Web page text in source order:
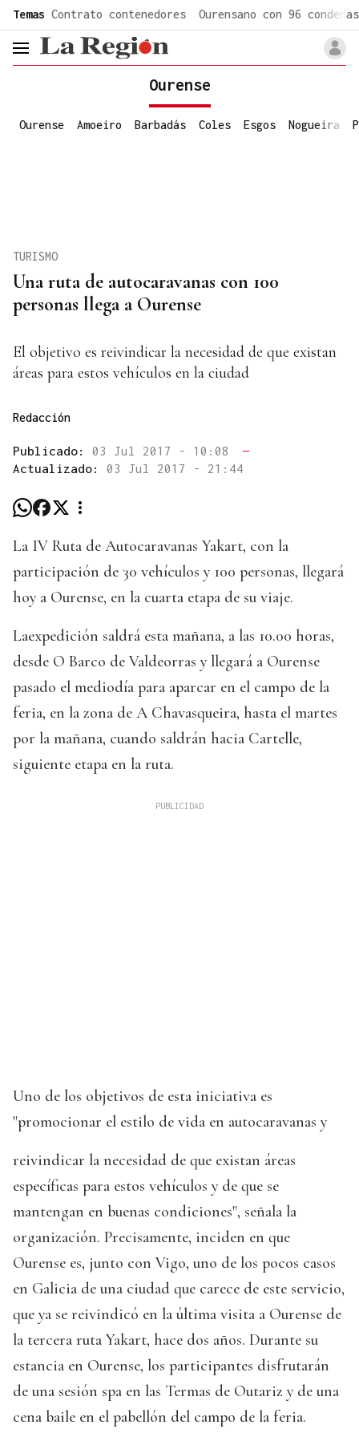
Temas Contrato contenedores Ourensano con 96 condenas
header.menu.open
Ourense
Ourense Amoeiro Barbadás Coles Esgos Nogueira
Una ruta de autocaravanas con 100
personas llega a Ourense
TURISMO
El objetivo es reivindicar la necesidad de que existan
áreas para estos vehículos en la ciudad
Redacción
Publicado: 03 Jul 2017 - 10:08
—
Actualizado: 03 Jul 2017 - 21:44
La IV Ruta de Autocaravanas Yakart, con la
participación de 30 vehículos y 100 personas, llegará
hoy a Ourense, en la cuarta etapa de su viaje.
Laexpedición saldrá esta mañana, a las 10.00 horas,
desde O Barco de Valdeorras y llegará a Ourense
pasado el mediodía para aparcar en el campo de la
feria, en la zona de A Chavasqueira, hasta el martes
por la mañana, cuando saldrán hacia Cartelle,
siguiente etapa en la ruta.
Uno de los objetivos de esta iniciativa es
"promocionar el estilo de vida en autocaravanas y
reivindicar la necesidad de que existan áreas
específicas para estos vehículos y de que se
mantengan en buenas condiciones", señala la
organización. Precisamente, inciden en que
Ourense es, junto con Vigo, uno de los pocos casos
en Galicia de una ciudad que carece de este servicio,
que ya se reivindicó en la última visita a Ourense de
la tercera ruta Yakart, hace dos años. Durante su
estancia en Ourense, los participantes disfrutarán
de una sesión spa en las Termas de Outariz y de una
cena baile en el pabellón del campo de la feria.